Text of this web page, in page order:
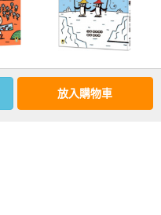
，是我的孩子確實經歷過
，因為誤會而吵架，不禁
結局，我跟孩子們都很高
新寶貝，他迫不及待的想
音，讓兩位可以分享寶貝
大智得將原書奉還，此
找大智玩，沒想到會看見
連氣得連圖鑑也不要了！
朋友發現，他們其實更在
巴怪
孩
與包
小企鵝釣大魚
（宮西達也陪孩
子走出嫉妒的小
放入購物車